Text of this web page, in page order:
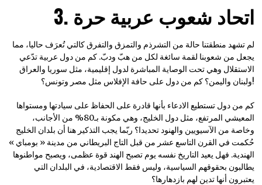
3. اتحاد شعوب عربية حرة
لم تشهد منطقتنا حالة من التشرذم والتمزق والتفرق كالتي تُعرَف حاليا، مما
يجعل من شعوبنا لقمة سائغة لكل من هبّ ودبّ. كم من دول عربية تدّعي
الاستقلال وهي تحت الوصاية المباشرة لدول إقليمية، مثل سوريا والعراق
ولبنان واليمن؟ كم من دول على حافة الإفلاس مثل مصر وتونس؟!
كم من دول تستطيع الادعاء بأنها قادرة على الحفاظ على سيادتها ومستواها
المعيشي المرتفع، مثل دول الخليج، وهي مكونة بـ80% من الأجانب،
وخاصة من الآسيويين والهنود تحديدا؟ ربّما يجب التذكير هنا أن بلدان الخليج
حُكمت في القرن التاسع عشر من قبل التاج البريطاني من مدينة « بومباي »
الهندية. فهل يعيد التاريخ نفسه يوم تصبح الهند قوة عظمى، ويصبح مواطنوها
يطالبون بحقوقهم السياسية، وليس فقط الاقتصادية، في البلدان التي
يعتبرون أنها تدين لهم بازدهارها؟